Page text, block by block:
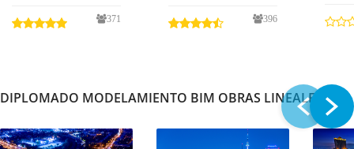
original
era:
actual
371
original
era:
actual
396
DIPLOMADO MODELAMIENTO BIM OBRAS LINEALES